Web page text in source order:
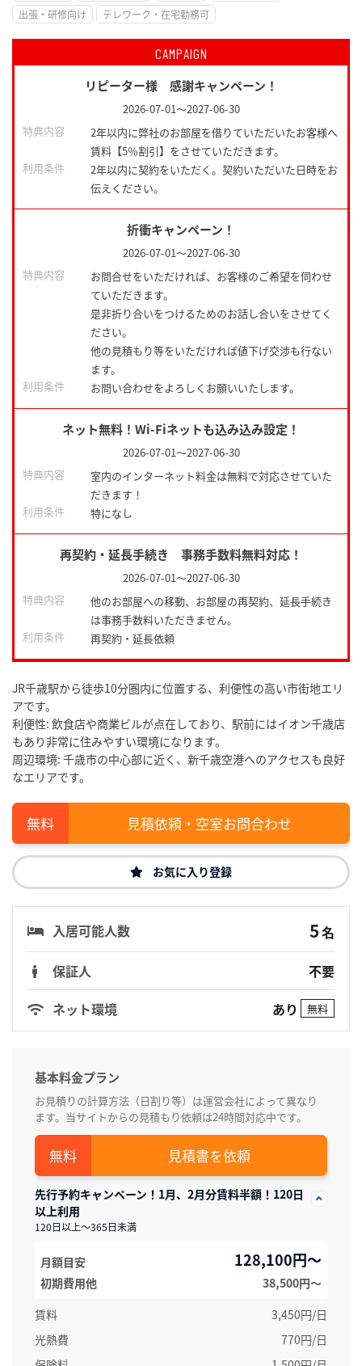
出張・研修向け
テレワーク・在宅勤務可
CAMPAIGN
リピーター様 感謝キャンペーン！
2026-07-01～2027-06-30
特典内容
2年以内に弊社のお部屋を借りていただいたお客様へ
賃料【5％割引】をさせていただきます。
利用条件
2年以内に契約をいただく。契約いただいた日時をお
伝えください。
折衝キャンペーン！
2026-07-01～2027-06-30
特典内容
お問合せをいただければ、お客様のご希望を伺わせ
ていただきます。
是非折り合いをつけるためのお話し合いをさせてく
ださい。
他の見積もり等をいただければ値下げ交渉も行ない
ます。
利用条件
お問い合わせをよろしくお願いいたします。
ネット無料！Wi-Fiネットも込み込み設定！
2026-07-01～2027-06-30
特典内容
室内のインターネット料金は無料で対応させていた
だきます！
利用条件
特になし
再契約・延長手続き 事務手数料無料対応！
2026-07-01～2027-06-30
特典内容
他のお部屋への移動、お部屋の再契約、延長手続き
は事務手数料いただきません。
利用条件
再契約・延長依頼
JR千歳駅から徒歩10分圏内に位置する、利便性の高い市街地エリ
アです。
利便性: 飲食店や商業ビルが点在しており、駅前にはイオン千歳店
もあり非常に住みやすい環境になります。
周辺環境: 千歳市の中心部に近く、新千歳空港へのアクセスも良好
なエリアです。
見積依頼・空室お問合わせ
お気に入り登録
入居可能人数 5名
保証人
不要
ネット環境
あり 無料
基本料金プラン
お見積りの計算方法（日割り等）は運営会社によって異なり
ます。当サイトからの見積もり依頼は24時間対応中です。
見積書を依頼
先行予約キャンペーン！1月、2月分賃料半額！120日
以上利用
120日以上～365日未満
月額目安 128,100円～
初期費用他
38,500円〜
賃料
3,450円/日
光熱費
770円/日